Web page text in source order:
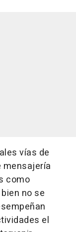
vías de
como
no se
el